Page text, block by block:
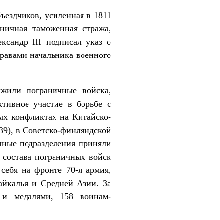
усиленная в 1811
таможенная стража,
III подписал указ о
начальника военного
пограничные войска,
участие в борьбе с
конфликтах на Китайско-
в Советско-финляндской
подразделения приняли
пограничных войск
на фронте 70-я армия,
и Средней Азии. За
медалями, 158 воинам-